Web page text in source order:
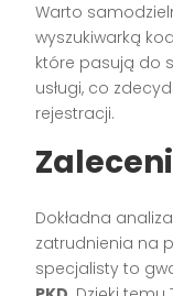
Warto
wyszukiwarką
które pasują do
usługi, co
rejestracji.
Dokładna
zatrudnienia na
specjalisty to